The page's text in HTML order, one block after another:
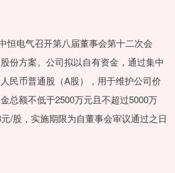
恒电气召开第八届董事会第十二次会
份方案。公司拟以自有资金，通过集中
民币普通股（A股），用于维护公司价
总额不低于2500万元且不超过5000万
/股，实施期限为自董事会审议通过之日